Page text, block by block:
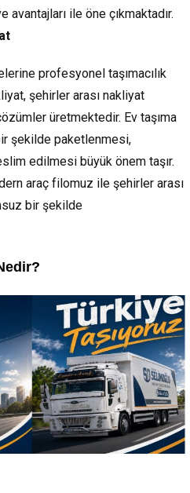
ile öne çıkmaktadır.
profesyonel taşımacılık
şehirler arası nakliyat
üretmektedir. Ev taşıma
şekilde paketlenmesi,
edilmesi büyük önem taşır.
araç filomuz ile şehirler arası
bir şekilde